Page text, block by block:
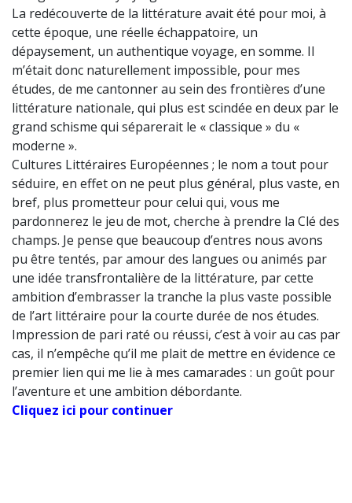
La redécouverte de la littérature avait été pour moi, à
cette époque, une réelle échappatoire, un
dépaysement, un authentique voyage, en somme. Il
m’était donc naturellement impossible, pour mes
études, de me cantonner au sein des frontières d’une
littérature nationale, qui plus est scindée en deux par le
grand schisme qui séparerait le « classique » du «
moderne ».
Cultures Littéraires Européennes ; le nom a tout pour
séduire, en effet on ne peut plus général, plus vaste, en
bref, plus prometteur pour celui qui, vous me
pardonnerez le jeu de mot, cherche à prendre la Clé des
champs. Je pense que beaucoup d’entres nous avons
pu être tentés, par amour des langues ou animés par
une idée transfrontalière de la littérature, par cette
ambition d’embrasser la tranche la plus vaste possible
de l’art littéraire pour la courte durée de nos études.
Impression de pari raté ou réussi, c’est à voir au cas par
cas, il n’empêche qu’il me plait de mettre en évidence ce
premier lien qui me lie à mes camarades : un goût pour
l’aventure et une ambition débordante.
Cliquez ici pour continuer